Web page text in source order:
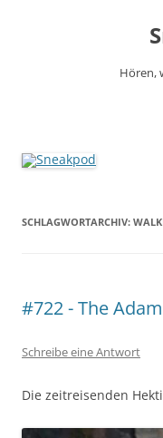
Hören,
SCHLAGWORTARCHIV:
#722 - The
Schreibe eine Antwort
Die zeitreisenden